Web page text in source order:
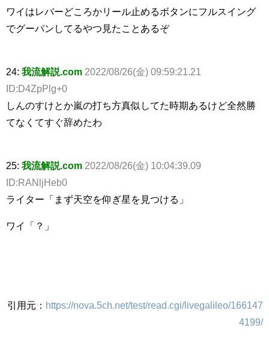
ワイはレバーどころかリール止めるボタンにフルスイング
でグーパンしてるやつ見たことあるぞ
24: 我流解説.com 2022/08/26(金) 09:59:21.21
ID:D4ZpPlg+0
しんのすけとか嵐の打ち方真似してた時期あるけど全然勝
てなくてすぐ辞めたわ
25: 我流解説.com 2022/08/26(金) 10:04:39.09
ID:RANljHeb0
ライター「まず天空を仰ぎ星を見つける」
ワイ「？」
引用元： https://nova.5ch.net/test/read.cgi/livegalileo/166147
4199/